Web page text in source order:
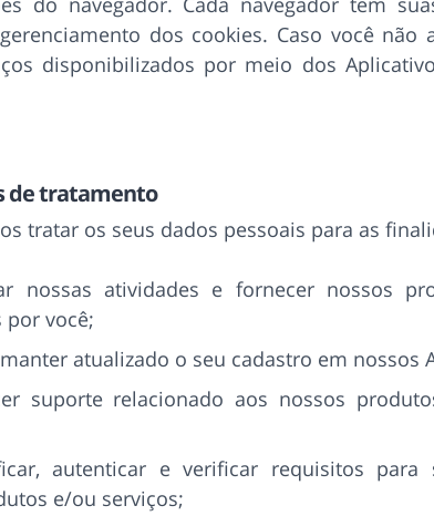
dos cookies. Caso você não
disponibilizados por meio dos
de tratamento
tratar os seus dados pessoais para as
nossas atividades e fornecer nossos
por você;
atualizado o seu cadastro em nossos
suporte relacionado aos nossos
autenticar e verificar requisitos para
e/ou serviços;